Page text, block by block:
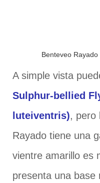
Benteveo
A simple vista
Sulphur-bellied
luteiventris), pero
Rayado tiene una
vientre amarillo es
presenta una base